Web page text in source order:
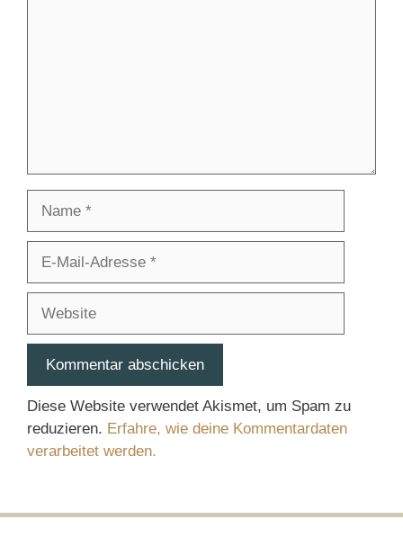
Adresse
Diese Website verwendet Akismet, um Spam zu
reduzieren. Erfahre, wie deine Kommentardaten
verarbeitet werden.